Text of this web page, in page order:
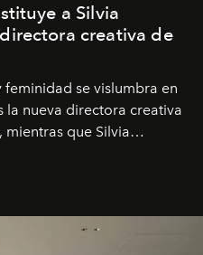
a Silvia
creativa de
feminidad se vislumbra en
la nueva directora creativa
que Silvia